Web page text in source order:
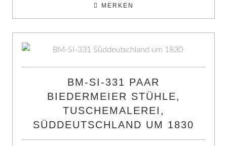
MERKEN
BM-SI-331 PAAR
BIEDERMEIER STÜHLE,
TUSCHEMALEREI,
SÜDDEUTSCHLAND UM 1830